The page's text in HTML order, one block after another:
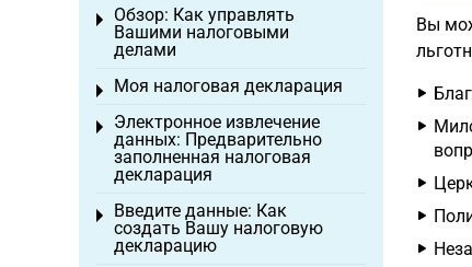
Вы
Обзор: Как управлять
Вашими налоговыми
делами
Toggle menu
Моя налоговая декларация
Toggle menu
Электронное извлечение
данных: Предварительно
заполненная налоговая
декларация
Toggle menu
Введите данные: Как
создать Вашу налоговую
декларацию
Toggle menu